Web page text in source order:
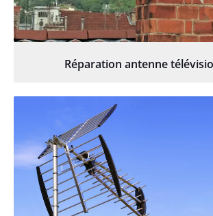
Réparation antenne